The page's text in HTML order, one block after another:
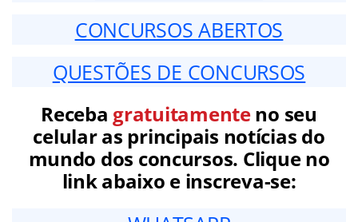
CONCURSOS ABERTOS
QUESTÕES DE CONCURSOS
Receba gratuitamenteno seu
celular as principais notícias do
mundo dos concursos. Clique no
link abaixo e inscreva-se: